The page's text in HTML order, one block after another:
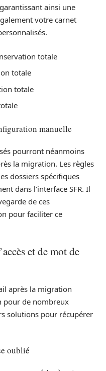
ainsi une
votre carnet
totale
totale
totale
manuelle
pourront néanmoins
la migration. Les règles
dossiers spécifiques
dans l’interface SFR. Il
de ces
pour faciliter ce
et de mot de
après la migration
pour de nombreux
solutions pour récupérer
oublié